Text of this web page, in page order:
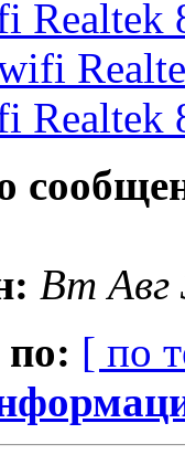
Realtek
Realtek
Вт Авг
по: [ по